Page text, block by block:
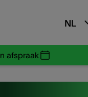
NL
afspraak